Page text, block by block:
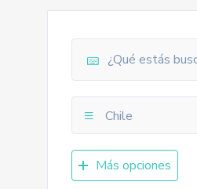
Chile
Más opciones